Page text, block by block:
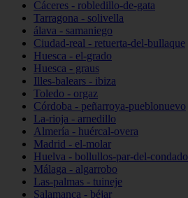
Cáceres - robledillo-de-gata
Tarragona - solivella
álava - samaniego
Ciudad-real - retuerta-del-bullaque
Huesca - el-grado
Huesca - graus
Illes-balears - ibiza
Toledo - orgaz
Córdoba - peñarroya-pueblonuevo
La-rioja - arnedillo
Almería - huércal-overa
Madrid - el-molar
Huelva - bollullos-par-del-condado
Málaga - algarrobo
Las-palmas - tuineje
Salamanca - béjar